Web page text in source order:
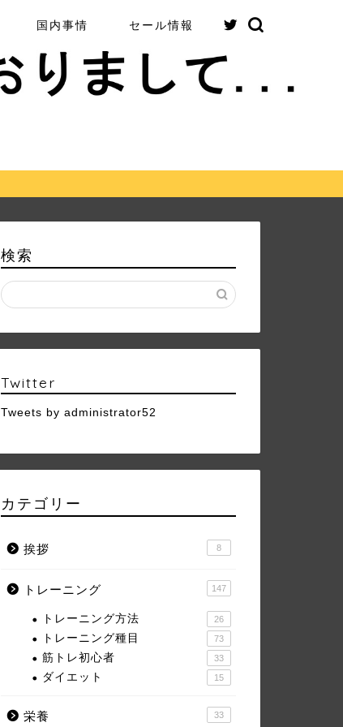
国内事情 セール情報
検索
Twitter
Tweets by administrator52
カテゴリー
挨拶 8
トレーニング 147
トレーニング方法 26
トレーニング種目 73
筋トレ初心者 33
ダイエット 15
栄養 33